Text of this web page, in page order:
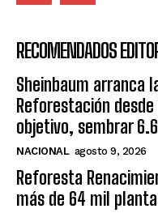
RECOMENDADOS
Sheinbaum arranca
Reforestación
objetivo, sembrar
NACIONAL agosto 9, 2026
Reforesta
más de 64 mil